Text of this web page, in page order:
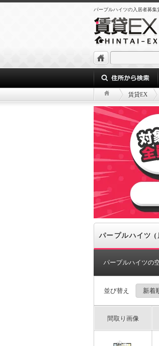
パープルハイツの入居者募集
賃貸EX
パープルハイツ (
パープルハイツの
並び替え
間取り画像